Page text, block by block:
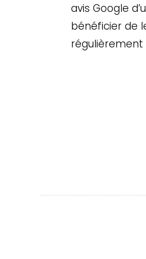
avis Google
bénéficier de